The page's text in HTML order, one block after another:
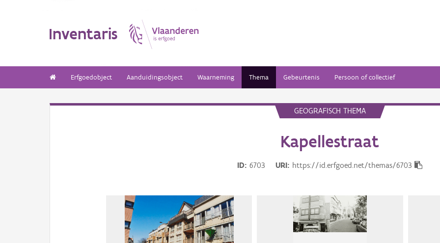
Inventaris
Erfgoedobject Aanduidingsobject Waarneming Thema Gebeurtenis Persoon of collectief
GEOGRAFISCH THEMA
Kapellestraat
ID 6703 URI https://id.erfgoed.net/themas/6703